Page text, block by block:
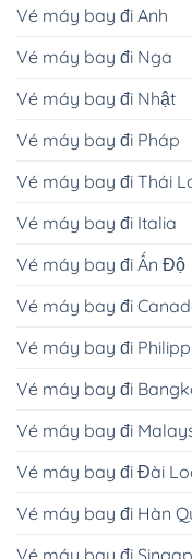
Vé máy bay đi Anh
Vé máy bay đi Nga
Vé máy bay đi Nhật
Vé máy bay đi Pháp
Vé máy bay đi Thái
Vé máy bay đi Italia
Vé máy bay đi Ấn Độ
Vé máy bay đi
Vé máy bay đi
Vé máy bay đi
Vé máy bay đi
Vé máy bay đi Đài
Vé máy bay đi Hàn
Vé máy bay đi